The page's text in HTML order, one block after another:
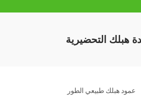
هبلك التحضيرية
عمود هبلك طبيعي الطور